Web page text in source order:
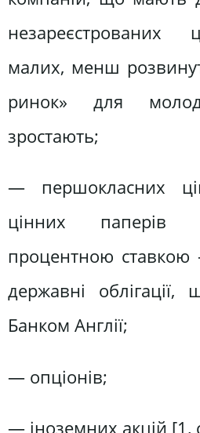
незареєстрованих
малих, менш
ринок» для
зростають;
— першокласних
цінних паперів
процентною
державні облігації,
Банком Англії;
— опціонів;
— іноземних акцій [1,